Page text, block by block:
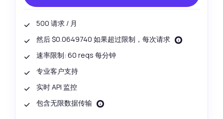
500 请求 / 月
然后 $0.0649740 如果超过限制，每次请求
速率限制: 60 reqs 每分钟
专业客户支持
实时 API 监控
包含无限数据传输